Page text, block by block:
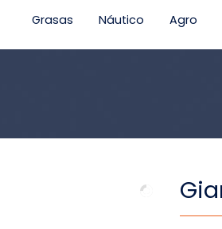
Grasas Náutico Agro